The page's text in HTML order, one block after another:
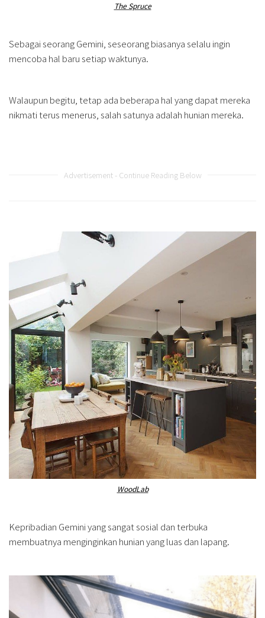
The Spruce
Sebagai seorang Gemini, seseorang biasanya selalu ingin
mencoba hal baru setiap waktunya.
Walaupun begitu, tetap ada beberapa hal yang dapat mereka
nikmati terus menerus, salah satunya adalah hunian mereka.
Advertisement - Continue Reading Below
WoodLab
Kepribadian Gemini yang sangat sosial dan terbuka
membuatnya menginginkan hunian yang luas dan lapang.